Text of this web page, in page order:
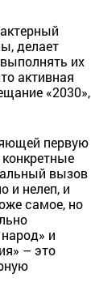
делает
их
активная
«2030»,
первую
вызов
и нелеп, и
самое, но
и
– это